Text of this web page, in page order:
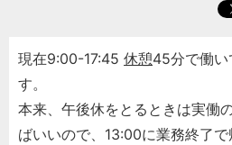
現在9:00-17:45 休憩45分で働
す。
本来、午後休をとるときは実働
ばいいので、13:00に業務終了